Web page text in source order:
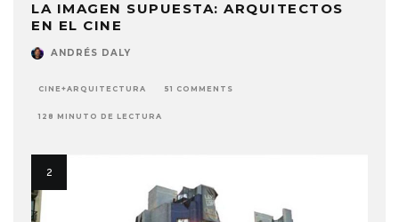
LA IMAGEN SUPUESTA: ARQUITECTOS
EN EL CINE
ANDRÉS DALY
CINE+ARQUITECTURA 51 COMMENTS
128 MINUTO DE LECTURA